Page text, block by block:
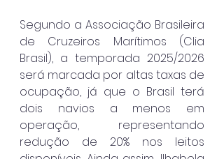
Segundo a Associação Brasileira
de Cruzeiros Marítimos (Clia
Brasil), a temporada 2025/2026
será marcada por altas taxas de
ocupação, já que o Brasil terá
dois navios a menos em
operação, representando
redução de 20% nos leitos